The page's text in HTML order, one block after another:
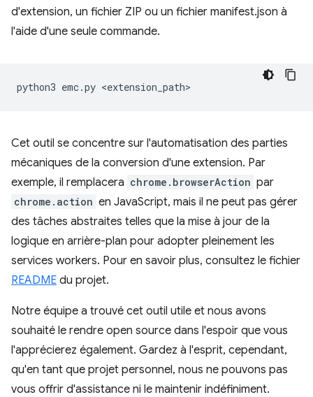
d'extension, un fichier ZIP ou un fichier manifest.json à
l'aide d'une seule commande.
python3 emc.py
Cet outil se concentre sur l'automatisation des parties
mécaniques de la conversion d'une extension. Par
exemple, il remplacera chrome.browserAction par
chrome.action en JavaScript, mais il ne peut pas gérer
des tâches abstraites telles que la mise à jour de la
logique en arrière-plan pour adopter pleinement les
services workers. Pour en savoir plus, consultez le fichier
README du projet.
Notre équipe a trouvé cet outil utile et nous avons
souhaité le rendre open source dans l'espoir que vous
l'apprécierez également. Gardez à l'esprit, cependant,
qu'en tant que projet personnel, nous ne pouvons pas
vous offrir d'assistance ni le maintenir indéfiniment.